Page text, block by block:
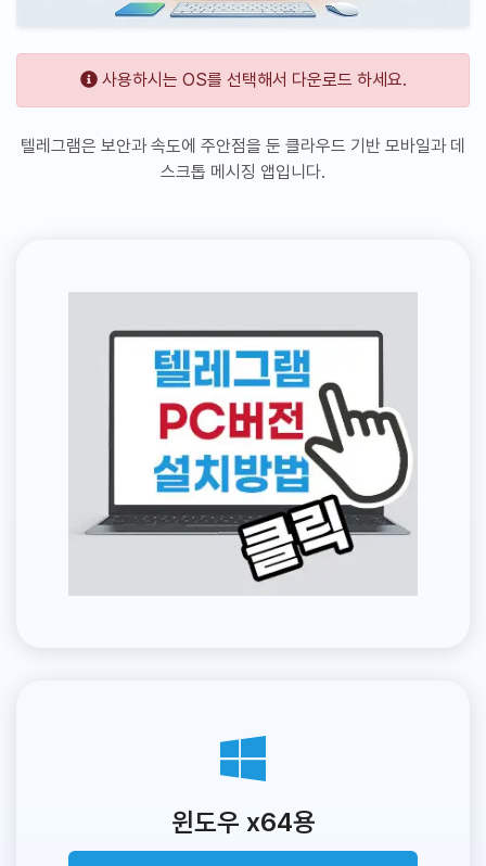
사용하시는 OS를 선택해서 다운로드 하세요.
텔레그램은 보안과 속도에 주안점을 둔 클라우드 기반 모바일과 데
스크톱 메시징 앱입니다.
윈도우 x64용